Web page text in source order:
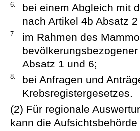
6.
bei einem Abgleich mit
nach Artikel 4b Absatz
7.
im Rahmen des
Absatz 1 und 6;
8.
bei Anfragen und
Krebsregistergesetzes.
(2) Für regionale
kann die